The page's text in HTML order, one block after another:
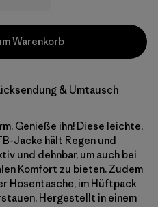
Warenkorb
& Umtausch
Genieße ihn! Diese leichte,
Jacke hält Regen und
und dehnbar, um auch bei
Komfort zu bieten. Zudem
Hosentasche, im Hüftpack
Hergestellt in einem